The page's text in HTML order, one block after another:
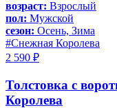
возраст: Взрослый
пол: Мужской
сезон: Осень, Зима
#Снежная Королева
2 590 ₽
Толстовка с
Королева